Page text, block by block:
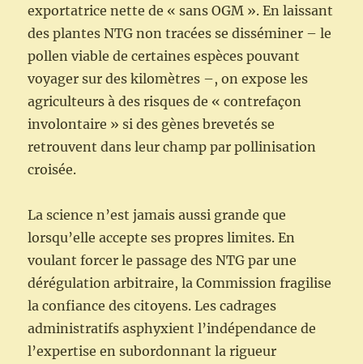
exportatrice nette de « sans OGM ». En laissant
des plantes NTG non tracées se disséminer – le
pollen viable de certaines espèces pouvant
voyager sur des kilomètres –, on expose les
agriculteurs à des risques de « contrefaçon
involontaire » si des gènes brevetés se
retrouvent dans leur champ par pollinisation
croisée.
La science n’est jamais aussi grande que
lorsqu’elle accepte ses propres limites. En
voulant forcer le passage des NTG par une
dérégulation arbitraire, la Commission fragilise
la confiance des citoyens. Les cadrages
administratifs asphyxient l’indépendance de
l’expertise en subordonnant la rigueur